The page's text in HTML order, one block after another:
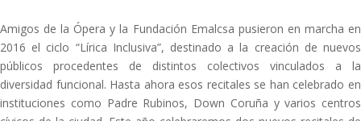
Amigos de la Ópera y la Fundación Emalcsa pusieron en marcha en
2016 el ciclo “Lírica Inclusiva”, destinado a la creación de nuevos
públicos procedentes de distintos colectivos vinculados a la
diversidad funcional. Hasta ahora esos recitales se han celebrado en
instituciones como Padre Rubinos, Down Coruña y varios centros